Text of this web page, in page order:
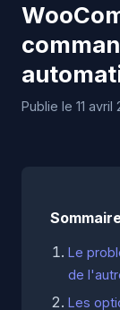
Publie le 11 avril
Le
de
Les